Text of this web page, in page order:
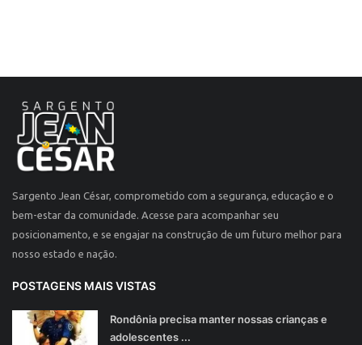
Sargento Jean César, comprometido com a segurança, educação e o
bem-estar da comunidade. Acesse para acompanhar seu
posicionamento, e se engajar na construção de um futuro melhor para
nosso estado e nação.
POSTAGENS MAIS VISTAS
Rondônia precisa manter nossas crianças e
adolescentes ...